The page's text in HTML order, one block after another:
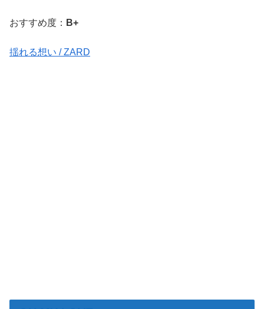
おすすめ度： B+
揺れる想い / ZARD